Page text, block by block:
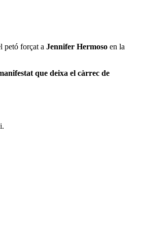
petó forçat a Jennifer Hermoso en la
que deixa el càrrec de